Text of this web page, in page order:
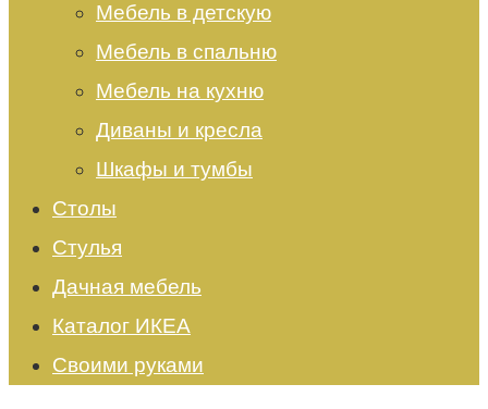
Мебель в детскую
Мебель в спальню
Мебель на кухню
Диваны и кресла
Шкафы и тумбы
Столы
Стулья
Дачная мебель
Каталог ИКЕА
Своими руками